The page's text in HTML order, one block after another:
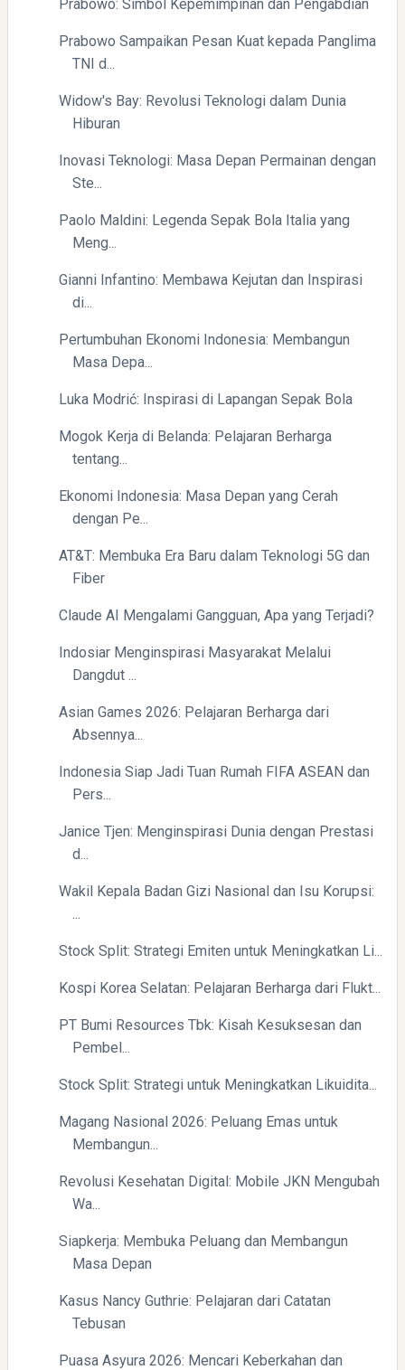
Prabowo: Simbol Kepemimpinan dan Pengabdian
Prabowo Sampaikan Pesan Kuat kepada Panglima
TNI d...
Widow's Bay: Revolusi Teknologi dalam Dunia
Hiburan
Inovasi Teknologi: Masa Depan Permainan dengan
Ste...
Paolo Maldini: Legenda Sepak Bola Italia yang
Meng...
Gianni Infantino: Membawa Kejutan dan Inspirasi
di...
Pertumbuhan Ekonomi Indonesia: Membangun
Masa Depa...
Luka Modrić: Inspirasi di Lapangan Sepak Bola
Mogok Kerja di Belanda: Pelajaran Berharga
tentang...
Ekonomi Indonesia: Masa Depan yang Cerah
dengan Pe...
AT&T: Membuka Era Baru dalam Teknologi 5G dan
Fiber
Claude AI Mengalami Gangguan, Apa yang Terjadi?
Indosiar Menginspirasi Masyarakat Melalui
Dangdut ...
Asian Games 2026: Pelajaran Berharga dari
Absennya...
Indonesia Siap Jadi Tuan Rumah FIFA ASEAN dan
Pers...
Janice Tjen: Menginspirasi Dunia dengan Prestasi
d...
Wakil Kepala Badan Gizi Nasional dan Isu Korupsi:
Stock Split: Strategi Emiten untuk Meningkatkan Li...
Kospi Korea Selatan: Pelajaran Berharga dari Flukt...
PT Bumi Resources Tbk: Kisah Kesuksesan dan
Pembel...
Stock Split: Strategi untuk Meningkatkan Likuidita...
Magang Nasional 2026: Peluang Emas untuk
Membangun...
Revolusi Kesehatan Digital: Mobile JKN Mengubah
Wa...
Siapkerja: Membuka Peluang dan Membangun
Masa Depan
Kasus Nancy Guthrie: Pelajaran dari Catatan
Tebusan
Puasa Asyura 2026: Mencari Keberkahan dan